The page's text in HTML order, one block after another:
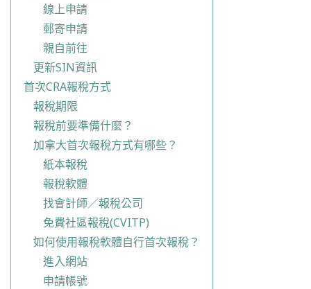
線上申請
郵寄申請
親自前往
更新SIN資訊
首次CRA報稅方式
報稅期限
報稅前要準備什麼？
加拿大首次報稅方式有哪些？
紙本報稅
報稅軟體
找會計師／報稅公司
免費社區報稅(CVITP)
如何使用報稅軟體自行首次報稅？
進入網站
申請帳號